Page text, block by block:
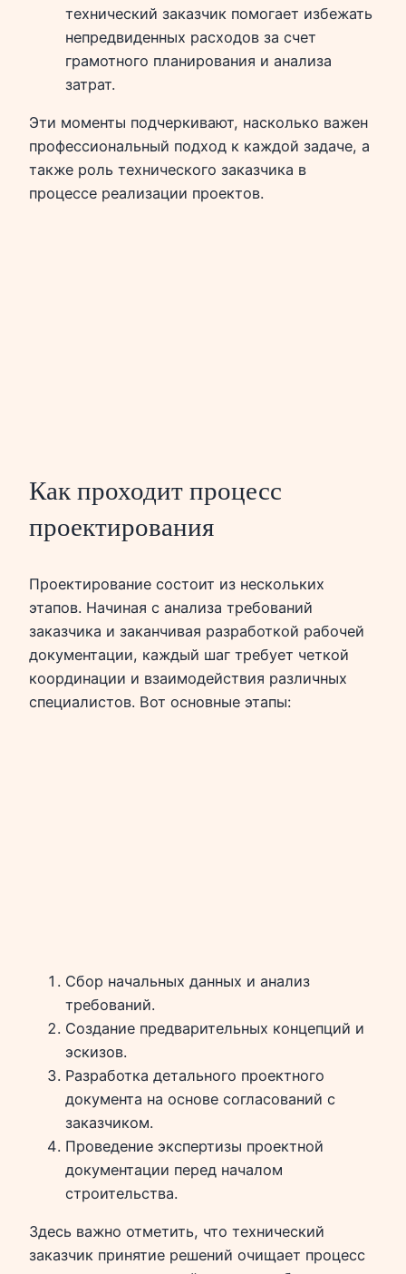
технический заказчик помогает избежать
непредвиденных расходов за счет
грамотного планирования и анализа
затрат.
Эти моменты подчеркивают, насколько важен
профессиональный подход к каждой задаче, а
также роль технического заказчика в
процессе реализации проектов.
Как проходит процесс
проектирования
Проектирование состоит из нескольких
этапов. Начиная с анализа требований
заказчика и заканчивая разработкой рабочей
документации, каждый шаг требует четкой
координации и взаимодействия различных
специалистов. Вот основные этапы:
Сбор начальных данных и анализ
требований.
Создание предварительных концепций и
эскизов.
Разработка детального проектного
документа на основе согласований с
заказчиком.
Проведение экспертизы проектной
документации перед началом
строительства.
Здесь важно отметить, что технический
заказчик принятие решений очищает процесс